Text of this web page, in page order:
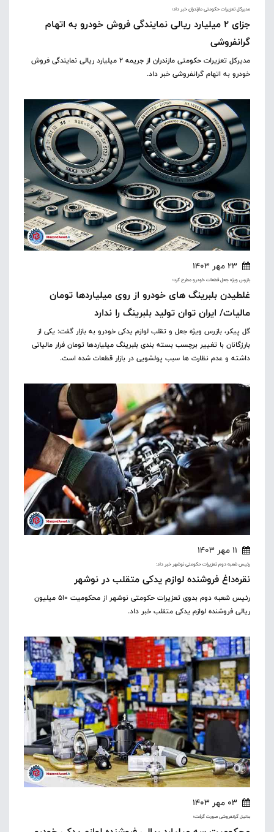
مدیرکل تعزیرات حکومتی مازندران خبر داد؛
جزای ۲ میلیارد ریالی نمایندگی فروش خودرو به اتهام
گرانفروشی
مدیرکل تعزیرات حکومتی مازندران از جریمه ۲ میلیارد ریالی نمایندگی فروش
خودرو به اتهام گرانفروشی خبر داد.
23 مهر 1403
بازرس ویژه جعل قطعات خودرو مطرح کرد؛
غلطیدن بلبرینگ های خودرو از روی میلیاردها تومان
مالیات/ ایران توان تولید بلبرینگ را ندارد
گل پیکر، بازرس ویژه جعل و تقلب لوازم یدکی خودرو به بازار گفت: یکی از
بارزگانان با تغییر برچسب بسته بندی بلبرینگ میلیاردها تومان فرار مالیاتی
داشته و عدم نظارت ها سبب پولشویی در بازار قطعات شده است.
11 مهر 1403
رئیس شعبه دوم تعزیرات حکومتی نوشهر خبر داد:
نقره‌داغ فروشنده لوازم یدکی متقلب در نوشهر
رئیس شعبه دوم بدوی تعزیرات حکومتی نوشهر از محکومیت ۵۱۰ میلیون
ریالی فروشنده لوازم یدکی متقلب خبر داد.
03 مهر 1403
بدلیل گرانفروشی صورت گرفت؛